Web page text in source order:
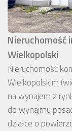
Nieruchomość
Wielkopolski
Nieruchomość
Wielkopolskim
na wynajem z
do wynajmu
działce o